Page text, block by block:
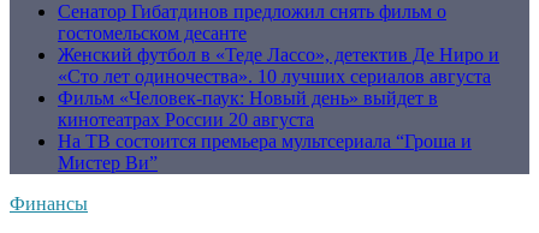
Сенатор Гибатдинов предложил снять фильм о
гостомельском десанте
Женский футбол в «Теде Лассо», детектив Де Ниро и
«Сто лет одиночества». 10 лучших сериалов августа
Фильм «Человек-паук: Новый день» выйдет в
кинотеатрах России 20 августа
На ТВ состоится премьера мультсериала “Гроша и
Мистер Ви”
Финансы